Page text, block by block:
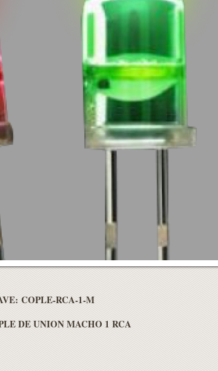
COPLE-RCA-1-M
DE UNION MACHO 1 RCA